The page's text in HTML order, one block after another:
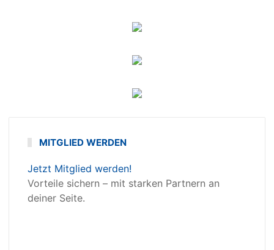
MITGLIED WERDEN
Jetzt Mitglied werden!
Vorteile sichern – mit starken Partnern an
deiner Seite.